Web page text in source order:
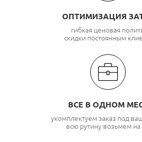
ОПТИМИЗАЦИЯ
гибкая ценовая
скидки постоянным
ВСЕ В ОДНОМ
укомплектуем заказ под
всю рутину возьмем на